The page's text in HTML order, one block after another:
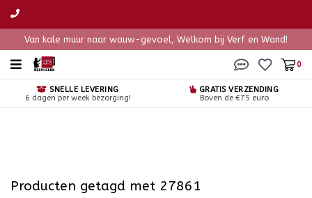
Van kale muur naar wauw-gevoel, Welkom bij Verf en Wand!
0
SNELLE LEVERING
6 dagen per week bezorging!
GRATIS VERZENDING
Boven de €75 euro
Producten getagd met 27861